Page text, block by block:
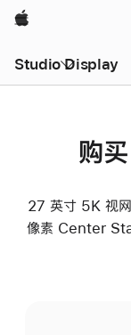
Apple
Studio Display
购
27 英寸 5K 视
像素 Center